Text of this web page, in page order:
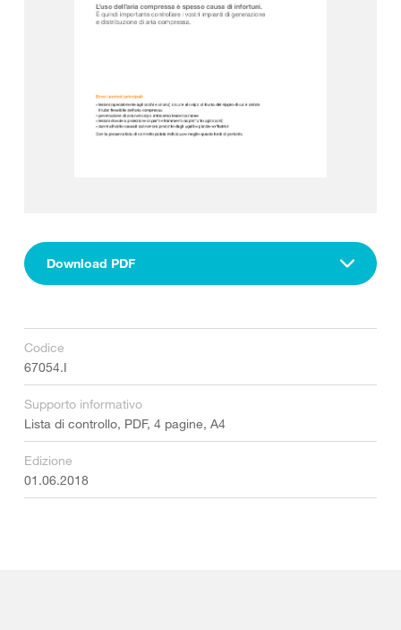
Download PDF
Codice
67054.I
Supporto informativo
Lista di controllo, PDF, 4 pagine, A4
Edizione
01.06.2018